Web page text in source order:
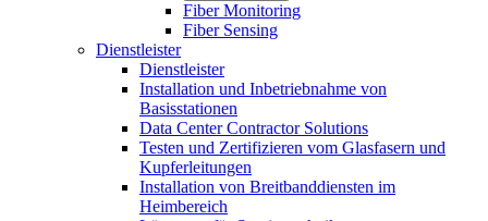
Fiber Monitoring
Fiber Sensing
Dienstleister
Dienstleister
Installation und Inbetriebnahme von
Basisstationen
Data Center Contractor Solutions
Testen und Zertifizieren vom Glasfasern und
Kupferleitungen
Installation von Breitbanddiensten im
Heimbereich